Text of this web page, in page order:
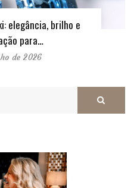
elegância, brilho e
para…
de 2026